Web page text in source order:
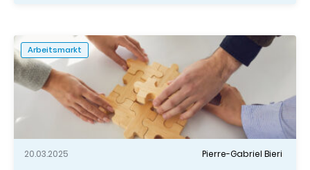
Arbeitsmarkt
20.03.2025 Pierre-Gabriel Bieri